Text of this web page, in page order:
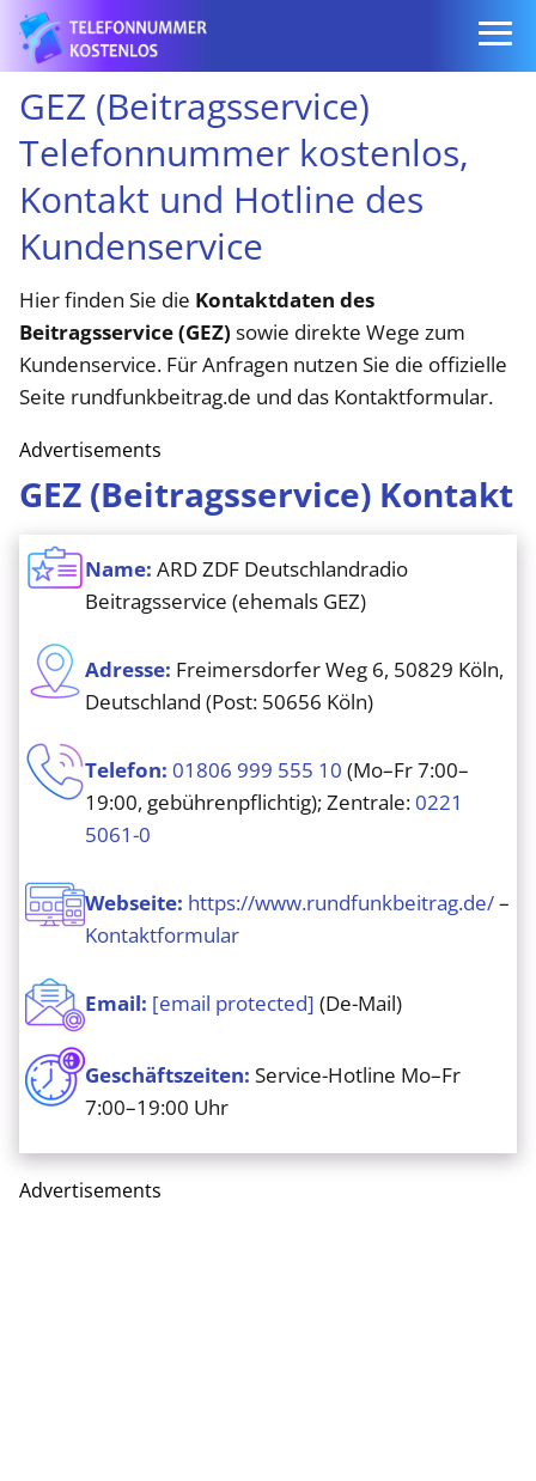
GEZ (Beitragsservice)
Telefonnummer kostenlos,
Kontakt und Hotline des
Kundenservice
Hier finden Sie die Kontaktdaten des
Beitragsservice (GEZ) sowie direkte Wege zum
Kundenservice. Für Anfragen nutzen Sie die offizielle
Seite rundfunkbeitrag.de und das Kontaktformular.
Advertisements
GEZ (Beitragsservice) Kontakt
Name: ARD ZDF Deutschlandradio
Beitragsservice (ehemals GEZ)
Adresse: Freimersdorfer Weg 6, 50829 Köln,
Deutschland (Post: 50656 Köln)
Telefon: 01806 999 555 10 (Mo–Fr 7:00–
19:00, gebührenpflichtig); Zentrale:0221
5061-0
Webseite: https://www.rundfunkbeitrag.de/–
Kontaktformular
Email: [email protected] (De-Mail)
Geschäftszeiten: Service-Hotline Mo–Fr
7:00–19:00 Uhr
Advertisements